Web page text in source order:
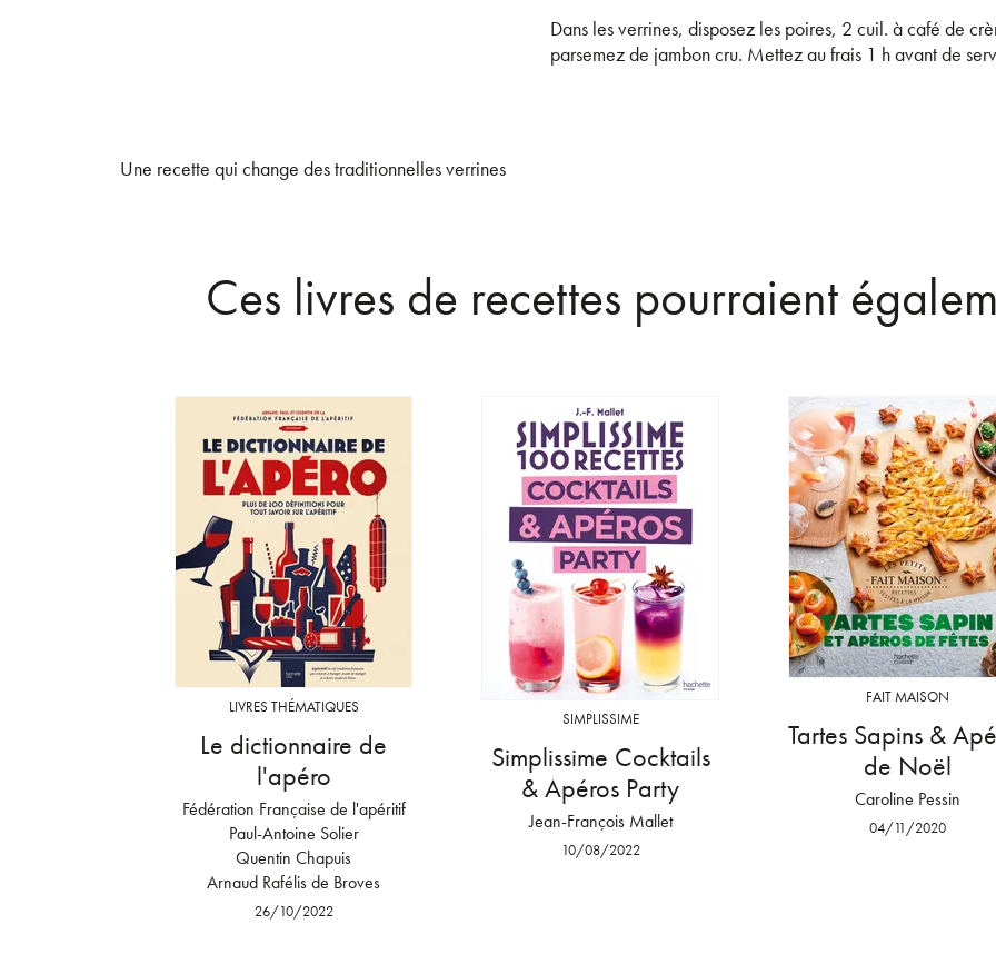
Dans les verrines, disposez les poires, 2 cuil. à café de
parsemez de jambon cru. Mettez au frais 1 h avant de
Une recette qui change des traditionnelles verrines
Ces livres de recettes pourraient
LIVRES THÉMATIQUES
Le dictionnaire de
l'apéro
Fédération Française de l'apéritif
Paul-Antoine Solier
Quentin Chapuis
Arnaud Rafélis de Broves
26/10/2022
SIMPLISSIME
Simplissime Cocktails
& Apéros Party
Jean-François Mallet
10/08/2022
FAIT MAISON
Tartes Sapins &
de Noël
Caroline Pessin
04/11/2020